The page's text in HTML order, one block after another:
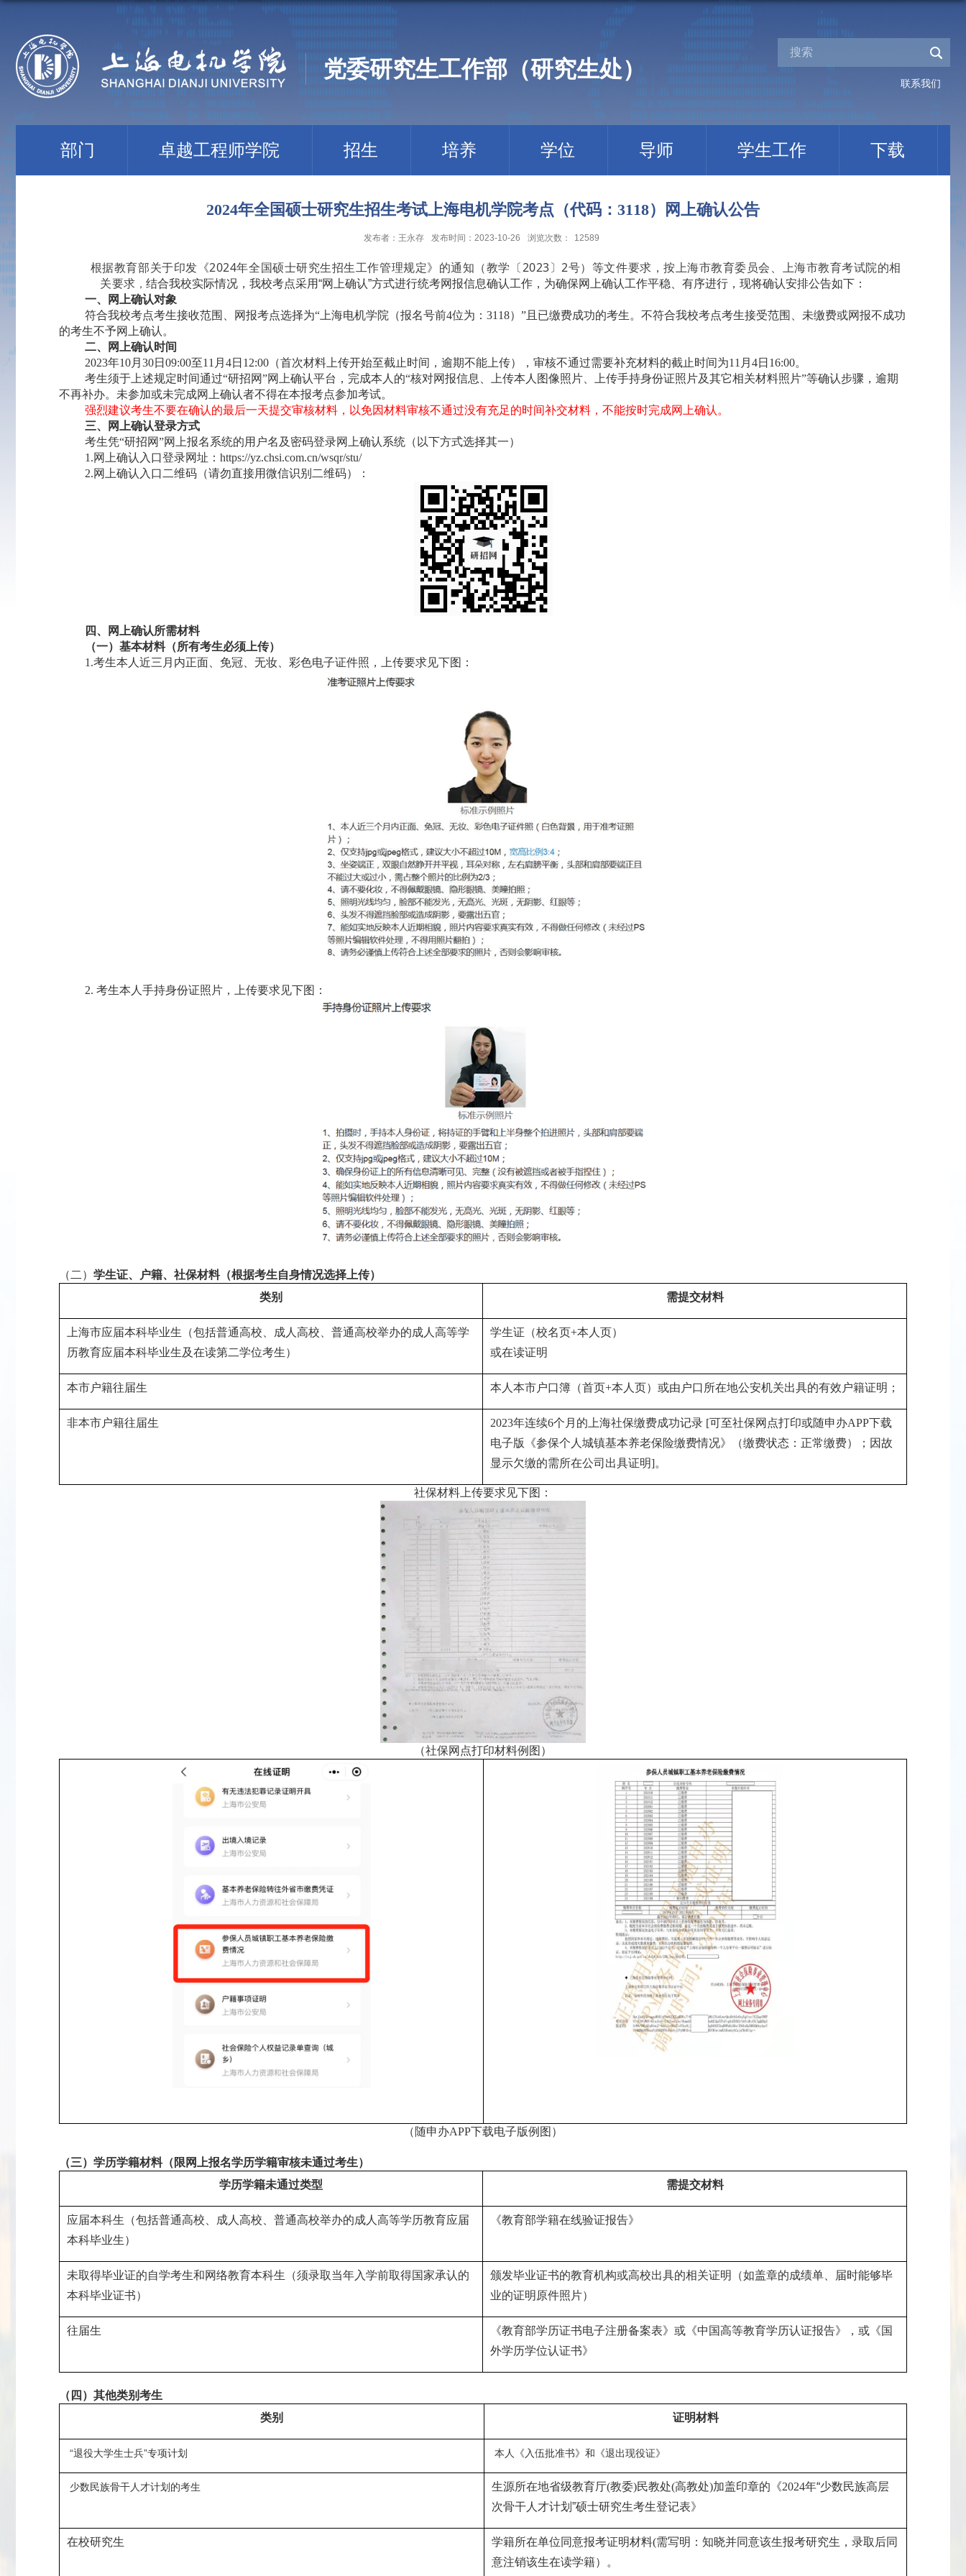
党委研究生工作部（研究生处）
联系我们
部门 卓越工程师学院 招生 培养 学位 导师 学生工作 下载
2024年全国硕士研究生招生考试上海电机学院考点（代码：3118）网上确认公告
发布者：王永存 发布时间：2023-10-26 浏览次数： 12589
根据教育部关于印发《2024年全国硕士研究生招生工作管理规定》的通知（教学〔2023〕2号）等文件要求，按上海市教育委员会、上海市教育考试院的相
关要求 ， 结合我校实际情况，我校考点采用“网上确认”方式进行统考网报信息确认工作，为确保网上确认工作平稳、有序进行，现将确认安排公告如下：
一、网上确认对象
符合我校考点考生接收范围、网报考点选择为“上海电机学院（报名号前4位为： 3118）”且已缴费成功的考生。不符合我校考点考生接受范围、未缴费或网报不成功
的考生不予网上确认。
二、网上确认时间
2023年10月30日09:00至11月4日12:00（首次材料上传开始至截止时间，逾期不能上传），审核不通过需要补充材料的截止时间为11月4日16:00。
考生须于上述规定时间通过“研招网”网上确认平台，完成本人的“核对网报信息、上传本人图像照片、上传手持身份证照片及其它相关材料照片”等确认步骤，逾期
不再补办。未参加或未完成网上确认者不得在本报考点参加考试。
强烈建议考生不要在确认的最后一天提交审核材料，以免因材料审核不通过没有充足的时间补交材料，不能按时完成网上确认。
三、网上确认登录方式
考生凭“研招网”网上报名系统的用户名及密码登录网上确认系统（以下方式选择其一）
1.网上确认入口登录网址： https://yz.chsi.com.cn/wsqr/stu/
2.网上确认入口二维码（请勿直接用微信识别二维码）：
四、网上确认所需材料
（一）基本材料（所有考生必须上传）
1.考生本人近三月内正面、免冠、无妆、彩色电子证件照，上传要求见下图：
2. 考生本人手持身份证照片，上传要求见下图：
（二） 学生证、户籍、社保材料（根据考生自身情况选择上传）
类别
需提交材料
上海市应届本科毕业生（包括普通高校、成人高校、普通高校举办的成人高等学
历教育应届本科毕业生及在读第二学位考生）
学生证（校名页+本人页）
或在读证明
本市户籍往届生 本人本市户口簿（首页+本人页）或由户口所在地公安机关出具的有效户籍证明；
非本市户籍往届生 2023年连续6个月的上海社保缴费成功记录 [可至社保网点打印或随申办APP下载
电子版《参保个人城镇基本养老保险缴费情况》（缴费状态：正常缴费）；因故
显示欠缴的需所在公司出具证明]。
社保材料上传要求见下图：
（社保网点打印材料例图）
（随申办APP下载电子版例图）
（三）学历学籍材料（限网上报名学历学籍审核未通过考生）
学历学籍未通过类型
需提交材料
应届本科生（包括普通高校、成人高校、普通高校举办的成人高等学历教育应届
本科毕业生）
《教育部学籍在线验证报告》
未取得毕业证的自学考生和网络教育本科生（须录取当年入学前取得国家承认的
本科毕业证书）
颁发毕业证书的教育机构或高校出具的相关证明（如盖章的成绩单、届时能够毕
业的证明原件照片）
往届生
《教育部学历证书电子注册备案表》或《中国高等教育学历认证报告》，或《国
外学历学位认证书》
（四）其他类别考生
类别
证明材料
“退役大学生士兵”专项计划 本人《入伍批准书》和《退出现役证》
少数民族骨干人才计划的考生 生源所在地省级教育厅(教委)民教处(高教处)加盖印章的《2024年“少数民族高层
次骨干人才计划”硕士研究生考生登记表》
在校研究生 学籍所在单位同意报考证明材料(需写明：知晓并同意该生报考研究生，录取后同
意注销该生在读学籍）。